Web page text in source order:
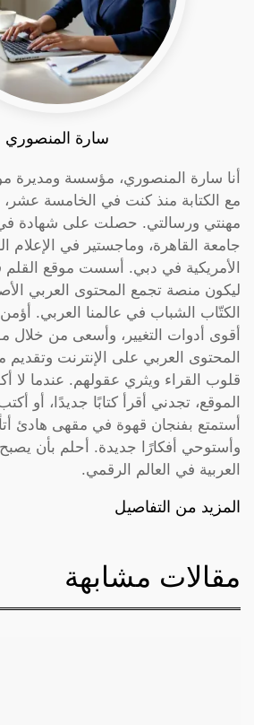
سارة المنصوري
أنا سارة المنصوري، مؤسسة ومديرة
مع الكتابة منذ كنت في الخامسة
مهنتي ورسالتي. حصلت على شهادة
جامعة القاهرة، وماجستير في الإعلام
الأمريكية في دبي. أسست موقع
ليكون منصة تجمع المحتوى العربي
الكتّاب الشباب في عالمنا العربي.
أقوى أدوات التغيير، وأسعى من خلال
المحتوى العربي على الإنترنت
قلوب القراء ويثري عقولهم. عندما لا
الموقع، تجدني أقرأ كتابًا جديدًا، أو
أستمتع بفنجان قهوة في مقهى هادئ
وأستوحي أفكارًا جديدة. أحلم بأن يصبح
العربية في العالم الرقمي.
المزيد من التفاصيل
مقالات مشابهة